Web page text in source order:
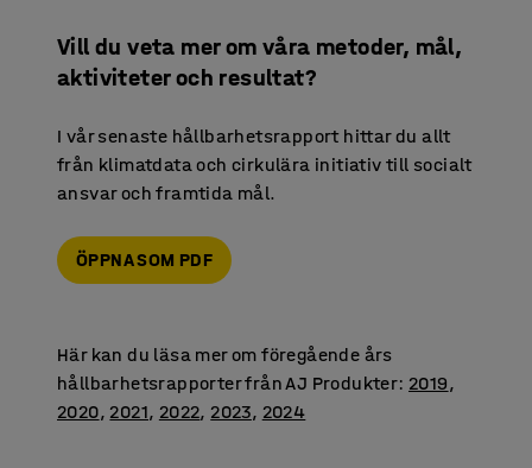
Vill du veta mer om våra metoder, mål,
aktiviteter och resultat?
I vår senaste hållbarhetsrapport hittar du allt
från klimatdata och cirkulära initiativ till socialt
ansvar och framtida mål.
ÖPPNA SOM PDF
Här kan du läsa mer om föregående års
hållbarhetsrapporter från AJ Produkter: 2019,
2020, 2021, 2022, 2023, 2024